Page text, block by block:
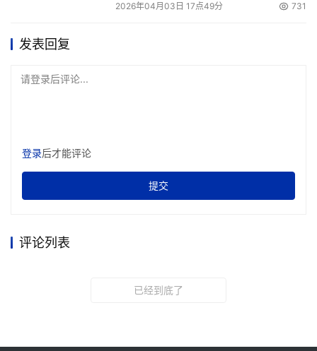
2026年04月03日 17点49分 731
发表回复
请登录后评论...
登录后才能评论
提交
评论列表
已经到底了